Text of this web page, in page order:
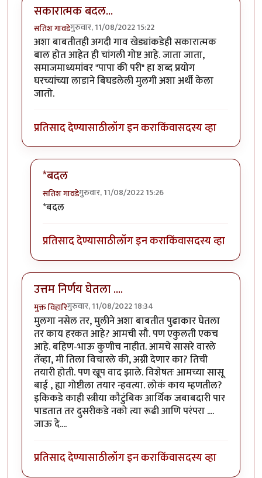
सकारात्मक बदल...
सतिश गावडेगुरुवार, 11/08/2022 15:22
अशा बाबतीतही अगदी गाव खेड्यांकडेही सकारात्मक
बाल होत आहेत ही चांगली गोष्ट आहे. जाता जाता,
समाजमाध्यमांवर "पापा की परी" हा शब्द प्रयोग
घरच्यांच्या लाडाने बिघडलेली मुलगी अशा अर्थी केला
जातो.
प्रतिसाद देण्यासाठीलॉग इन कराकिंवासदस्य व्हा
*बदल
सतिश गावडेगुरुवार, 11/08/2022 15:26
In reply to
*बदल
प्रतिसाद देण्यासाठीलॉग इन कराकिंवासदस्य व्हा
उत्तम निर्णय घेतला ....
मुक्त विहारिगुरुवार, 11/08/2022 18:34
मुलगा नसेल तर, मुलीने अशा बाबतीत पुढाकार घेतला
तर काय हरकत आहे? आमची सौ. पण एकुलती एकच
आहे. बहिण-भाऊ कुणीच नाहीत. आमचे सासरे वारले
तेंव्हा, मी तिला विचारले की, अग्नी देणार का? तिची
तयारी होती. पण खूप वाद झाले. विशेषतः आमच्या सासू
बाई , ह्या गोष्टीला तयार न्हवत्या. लोकं काय म्हणतील?
इकिकडे काही स्त्रीया कौटुंबिक आर्थिक जबाबदारी पार
पाडतात तर दुसरीकडे नको त्या रूढी आणि परंपरा ....
जाऊ दे....
प्रतिसाद देण्यासाठीलॉग इन कराकिंवासदस्य व्हा